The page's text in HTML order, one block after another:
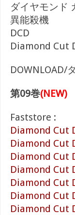
ダイヤモンド
異能殺機
DCD
Diamond Cut
DOWNLOAD/
第09巻(NEW)
Faststore :
Diamond Cut
Diamond Cut
Diamond Cut
Diamond Cut
Diamond Cut
Diamond Cut
Diamond Cut